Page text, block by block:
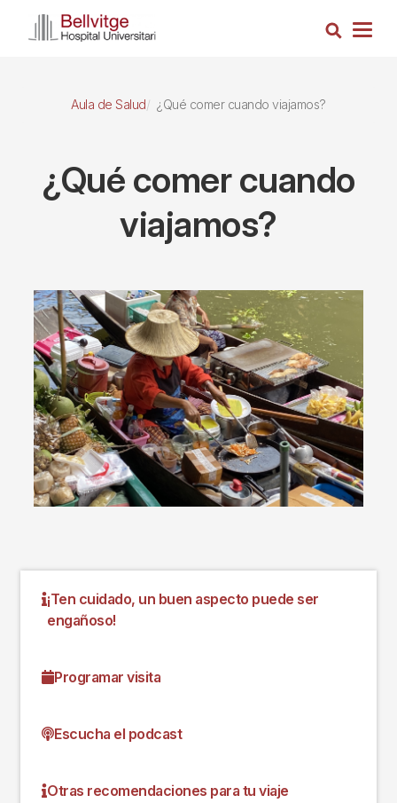
Busca
Aula de Salud ¿Qué comer cuando viajamos?
¿Qué comer cuando
viajamos?
Imagen
¡Ten cuidado, un buen aspecto puede ser
engañoso!
Programar visita
Escucha el podcast
Otras recomendaciones para tu viaje